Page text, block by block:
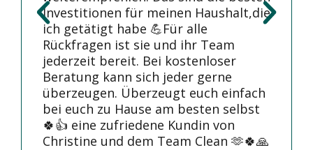
Investitionen für meinen Haushalt,die
ich getätigt habe 💪Für alle
Rückfragen ist sie und ihr Team
jederzeit bereit. Bei kostenloser
Beratung kann sich jeder gerne
überzeugen. Überzeugt euch einfach
bei euch zu Hause am besten selbst
🍀👍 eine zufriedene Kundin von
Christine und dem Team Clean 🫶🍀🙏